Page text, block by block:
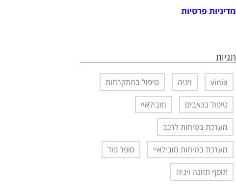
מדיניות פרטיות
תגיות
vinia ויניה טיפול בהתקרחות
טיפול בכאבים מובילאיי
מערכת בטיחות לרכב
מערכת בטיחות מובילאיי סופר פוד
תוסף תזונה ויניה